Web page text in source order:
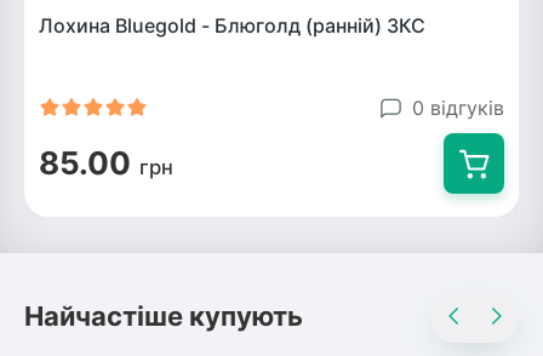
Лохина Bluegold - Блюголд (ранній) ЗКС
0 відгуків
85.00 грн
Найчастіше купують